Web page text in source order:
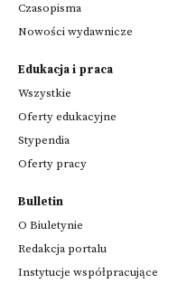
Czasopisma
Nowości wydawnicze
Edukacja i praca
Wszystkie
Oferty edukacyjne
Stypendia
Oferty pracy
Bulletin
O Biuletynie
Redakcja portalu
Instytucje współpracujące